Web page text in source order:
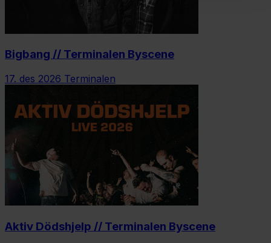
Bigbang // Terminalen Byscene
17. des 2026 Terminalen
Aktiv Dödshjelp // Terminalen Byscene